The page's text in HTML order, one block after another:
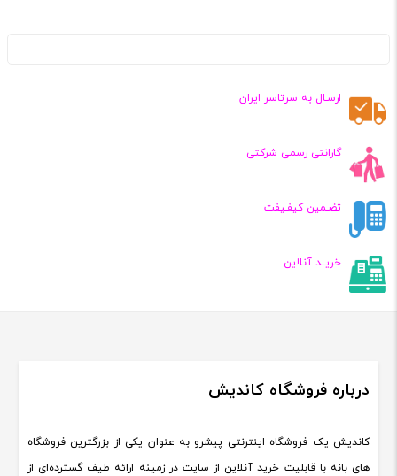
ارسـال به سرتاسر ایران
گارانتی رسمی شرکتی
تضـمین کیفـیفت
خریــد آنلاین
درباره فروشگاه کاندیش
کاندیش یک فروشگاه اینترنتی پیشرو به عنوان یکی از بزرگترین فروشگاه
های بانه با قابلیت خرید آنلاین از سایت در زمینه ارائه طیف گسترده‌ای از